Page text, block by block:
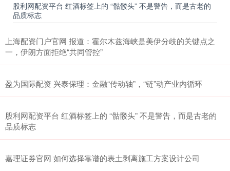
股利网配资平台 红酒标签上的 “骷髅头” 不是警告，而是古老的
品质标志
上海配资门户官网 报道：霍尔木兹海峡是美伊分歧的关键点之
一，伊朗方面拒绝“共同管控”
盈为国际配资 兴泰保理：金融“传动轴”，“链”动产业内循环
股利网配资平台 红酒标签上的 “骷髅头” 不是警告，而是古老的
品质标志
嘉理证券官网 如何选择靠谱的表土剥离施工方案设计公司